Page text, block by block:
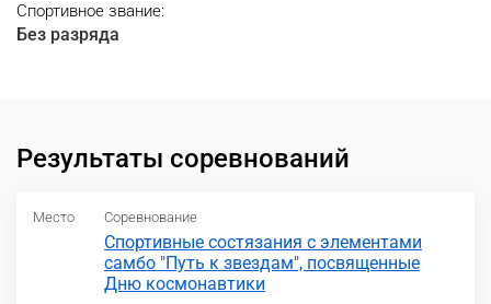
Спортивное звание:
Без разряда
Результаты соревнований
Место Соревнование
Спортивные состязания с элементами
самбо "Путь к звездам", посвященные
Дню космонавтики